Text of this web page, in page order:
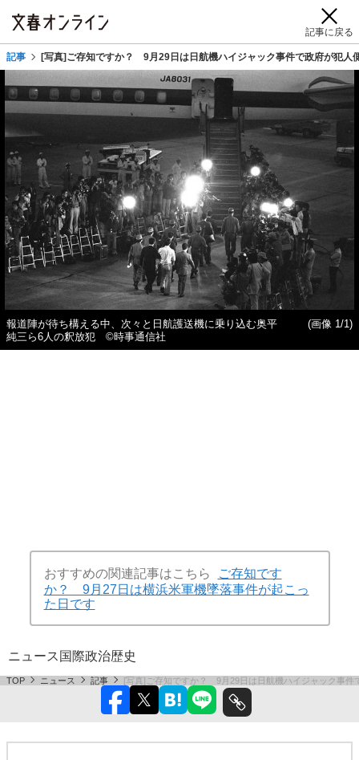
記事に戻る
記事 [写真]ご存知ですか？ 9月29日は日航機ハイジャック事件で政府が犯人
報道陣が待ち構える中、次々と日航護送機に乗り込む奥平
純三ら6人の釈放犯 ©時事通信社
(画像 1/1)
おすすめの関連記事はこちら
ご存知です
か？ 9月27日は横浜米軍機墜落事件が起こっ
た日です
ニュース 国際政治歴史
TOP ニュース 記事 [写真]ご存知ですか？ 9月29日は日航機ハイジャック事件